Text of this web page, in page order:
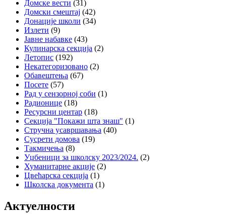
Домске вести (31)
Домски смештај (42)
Донације школи (34)
Излети (9)
Јавне набавке (43)
Кулинарска секција (2)
Летопис (192)
Некатегоризовано (2)
Обавештења (67)
Посете (57)
Рад у сензорној соби (1)
Радионице (18)
Ресурсни центар (18)
Секција "Покажи шта знаш" (1)
Стручна усавршавања (40)
Сусрети домова (19)
Такмичења (8)
Уџбеници за школску 2023/2024. (2)
Хуманитарне акције (2)
Цвећарска секција (1)
Школска документа (1)
Актуелности